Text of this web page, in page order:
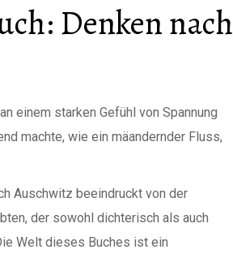
Denken nach
einem starken Gefühl von Spannung
machte, wie ein mäandernder Fluss,
Auschwitz beeindruckt von der
der sowohl dichterisch als auch
Welt dieses Buches ist ein